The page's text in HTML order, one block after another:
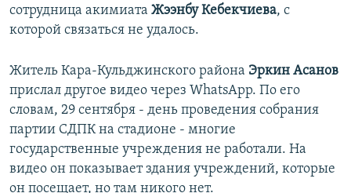
сотрудница акимиата Жээнбу Кебекчиева, с
которой связаться не удалось.
Житель Кара-Кульджинского района Эркин Асанов
прислал другое видео через WhatsApp. По его
словам, 29 сентября - день проведения собрания
партии СДПК на стадионе - многие
государственные учреждения не работали. На
видео он показывает здания учреждений, которые
он посещает, но там никого нет.